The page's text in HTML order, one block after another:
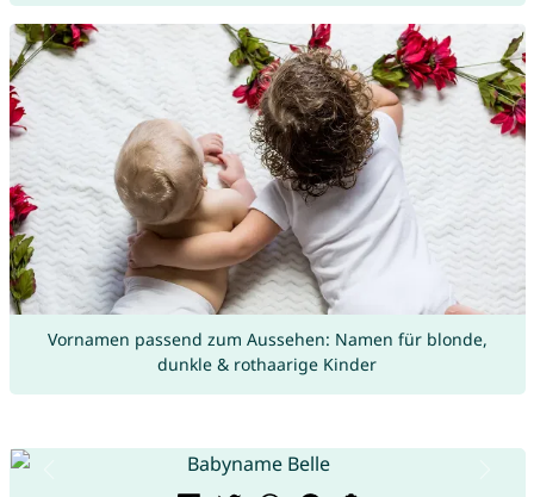
Vornamen passend zum Aussehen: Namen für blonde,
dunkle & rothaarige Kinder